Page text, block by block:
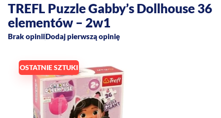
OSTATNIE SZTUKI
TREFL Puzzle Gabby’s Dollhouse 36
elementów – 2w1
Brak opiniiDodaj pierwszą opinię